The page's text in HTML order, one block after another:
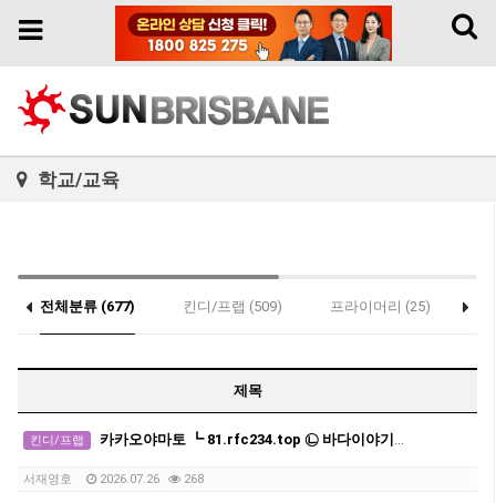
Toggle
Toggle
학교/교육
전체분류 (677) 킨디/프랩 (509) 프라이머리 (25)
제목
킨디/프랩 카카오야마토 ┗ 81.rfc234.top ㉡ 바다이야기게임기
서재영호 2026.07.26 268